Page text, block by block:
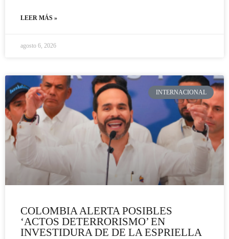
LEER MÁS »
agosto 6, 2026
INTERNACIONAL
COLOMBIA ALERTA POSIBLES
‘ACTOS DETERRORISMO’ EN
INVESTIDURA DE DE LA ESPRIELLA